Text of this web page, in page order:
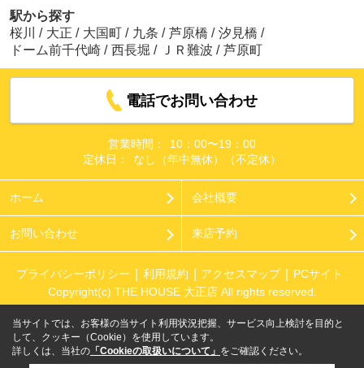
駅から探す
桜川
/ 大正 / 大国町 / 九条 / 芦原橋 / 汐見橋 /
ドーム前千代崎 / 西長堀 / ＪＲ難波 / 芦原町
電話でお問い合わせ
営業時間：
10：00〜19：00
定休日：
なし（年中無休）（不定休）
ホーム 会社概要
お問い合わせ 来店予約
プライバシーポリシー 利用規約 アクセスマップ
PCサイト
Copyright(c) THE HOUSE 大正店 All rights reserved.
当サイトでは、お客様の当サイト利用状況把握、サービス向上検討を目的と
して、クッキー（Cookie）を使用しています。
詳しくは、当社の 「Cookieの取扱いについて」 をご確認ください。